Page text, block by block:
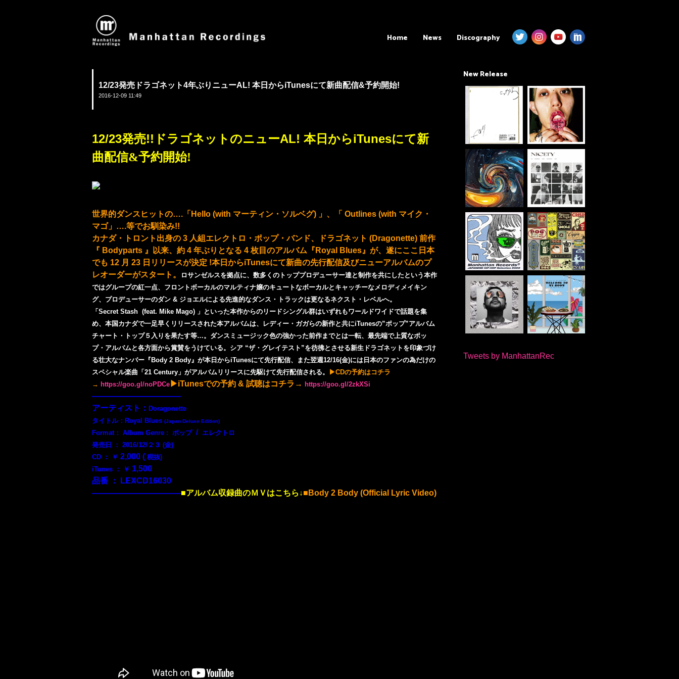
Home News Discography
12/23発売ドラゴネット4年ぶりニューAL! 本日からiTunesにて新曲配信&予約開始!
2016-12-09 11:49
12/23発売!!ドラゴネットのニューAL! 本日からiTunesにて新
曲配信&予約開始!
世界的ダンスヒットの…. 「Hello (with マーティン・ソルベグ) 」、
「 Outlines (with マイク・
マゴ」….等でお馴染み!!
カナダ・トロント出身の 3 人組エレクトロ・ポップ・バンド、ドラゴネット (Dragonette) 前作
『 Bodyparts 』以来、 約 4 年ぶりとなる 4 枚目のアルバム 『Royal Blues』が、 遂にここ日本
でも 12 月 23 日リリースが決定 !本日からiTunesにて新曲の先行配信及びニューアルバムのプ
レオーダーがスタート。
ロサンゼルスを拠点に、数多くのトッププロデューサー達と制作を共にしたという本作
ではグループの紅一点、フロントボーカルのマルティナ嬢のキュートなボーカルとキャッチーなメロディメイキン
グ、プロデューサーのダン & ジョエルによる先進的なダンス・トラックは更なるネクスト・レベルへ。
「Secret Stash (feat. Mike Mago) 」といった本作からのリードシングル群はいずれもワールドワイドで話題を集
め、 本国カナダで一足早くリリースされた本アルバムは、レディー・ガガらの新作と共にiTunesの”ポップ”アルバム
チャート・トップ５入りを果たす等…。 ダンスミュージック色の強かった前作までとは一転、最先端で上質なポッ
プ・アルバムと各方面から賞賛をうけている。 シア “ザ・グレイテスト”を彷彿とさせる新生ドラゴネットを印象づけ
る壮大なナンバー『Body 2 Body』が本日からiTunesにて先行配信、また翌週12/16(金)には日本のファンの為だけの
スペシャル楽曲「21 Century」がアルバムリリースに先駆けて先行配信される。
▶CDの予約はコチラ
→ https://goo.gl/noPDCe ▶iTunesでの予約 & 試聴はコチラ→ https://goo.gl/2zkXSi
———————————
アーティスト： Doragonette
タイトル： Royal Blues (Japan Deluxe Edition)
Format： Album Genre : ポップ / エレクトロ
発売日 ： 2016/12/２３ (金)
CD ： ￥ 2,000 ( 税抜)
iTunes ： ￥ 1,500
品番 ： LEXCD16030
———————————■アルバム収録曲のＭＶはこちら↓■ Body 2 Body (Official Lyric Video)
New Release
Tweets by ManhattanRec